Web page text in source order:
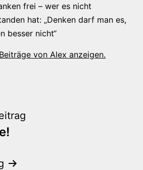
frei – wer es nicht
hat: „Denken darf man es,
besser nicht“
von Alex anzeigen.